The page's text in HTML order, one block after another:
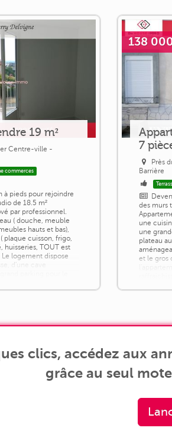
19 m²
Centre-ville -
commerces
à pieds pour rejoindre
de 18.5 m²
par professionnel.
( douche, meuble
hauts et bas),
plaque cuisson, frigo,
huisseries, TOUT est
logement dispose
d'une cave
138
7
Près
Barrière
des murs
une
une
plateau
et le gros
clics, accédez aux
grâce au seul